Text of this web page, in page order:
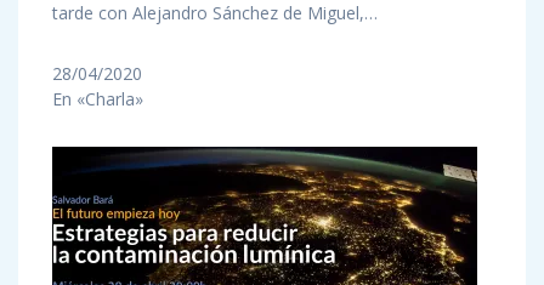
tarde con Alejandro Sánchez de Miguel,…
28/04/2020
En «Charla»